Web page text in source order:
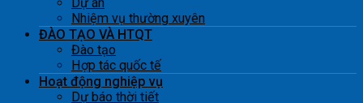
Nhiệm vụ thường xuyên
ĐÀO TẠO VÀ HTQT
Đào tạo
Hợp tác quốc tế
Hoạt động nghiệp vụ
Dự báo thời tiết